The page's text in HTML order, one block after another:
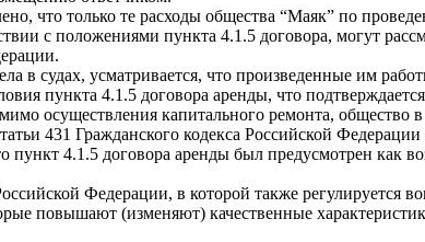
что только те расходы общества “Маяк” по
с положениями пункта 4.1.5 договора, могут
в судах, усматривается, что произведенные им
пункта 4.1.5 договора аренды, что
осуществления капитального ремонта, общество
431 Гражданского кодекса Российской
4.1.5 договора аренды был предусмотрен как
Федерации, в которой также регулируется
повышают (изменяют) качественные